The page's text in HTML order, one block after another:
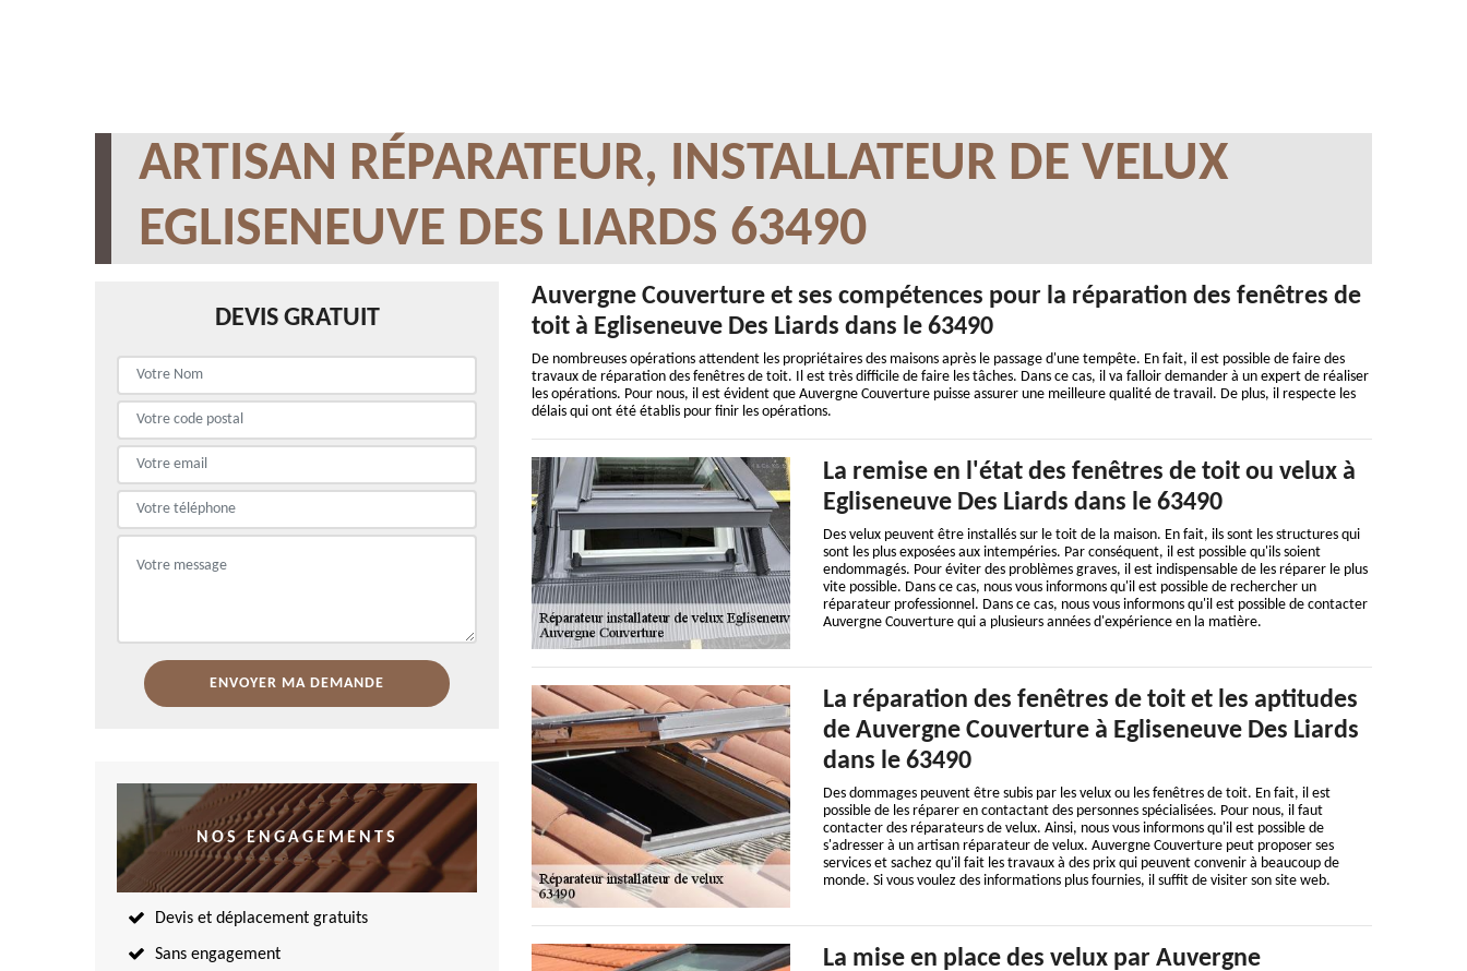
ARTISAN RÉPARATEUR, INSTALLATEUR DE VELUX
EGLISENEUVE DES LIARDS 63490
DEVIS GRATUIT
NOS ENGAGEMENTS
Devis et déplacement gratuits
Sans engagement
Auvergne Couverture et ses compétences pour la réparation des fenêtres de
toit à Egliseneuve Des Liards dans le 63490
De nombreuses opérations attendent les propriétaires des maisons après le passage d'une tempête. En fait, il est possible de faire des
travaux de réparation des fenêtres de toit. Il est très difficile de faire les tâches. Dans ce cas, il va falloir demander à un expert de réaliser
les opérations. Pour nous, il est évident que Auvergne Couverture puisse assurer une meilleure qualité de travail. De plus, il respecte les
délais qui ont été établis pour finir les opérations.
La remise en l'état des fenêtres de toit ou velux à
Egliseneuve Des Liards dans le 63490
Des velux peuvent être installés sur le toit de la maison. En fait, ils sont les structures qui
sont les plus exposées aux intempéries. Par conséquent, il est possible qu'ils soient
endommagés. Pour éviter des problèmes graves, il est indispensable de les réparer le plus
vite possible. Dans ce cas, nous vous informons qu'il est possible de rechercher un
réparateur professionnel. Dans ce cas, nous vous informons qu'il est possible de contacter
Auvergne Couverture qui a plusieurs années d'expérience en la matière.
La réparation des fenêtres de toit et les aptitudes
de Auvergne Couverture à Egliseneuve Des Liards
dans le 63490
Des dommages peuvent être subis par les velux ou les fenêtres de toit. En fait, il est
possible de les réparer en contactant des personnes spécialisées. Pour nous, il faut
contacter des réparateurs de velux. Ainsi, nous vous informons qu'il est possible de
s'adresser à un artisan réparateur de velux. Auvergne Couverture peut proposer ses
services et sachez qu'il fait les travaux à des prix qui peuvent convenir à beaucoup de
monde. Si vous voulez des informations plus fournies, il suffit de visiter son site web.
La mise en place des velux par Auvergne